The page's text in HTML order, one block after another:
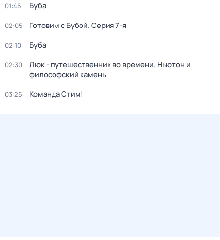
01:45 Буба
02:05 Готовим с Бубой. Серия 7-я
02:10 Буба
02:30
Люк - путешественник во времени. Ньютон и
философский камень
03:25 Команда Стим!